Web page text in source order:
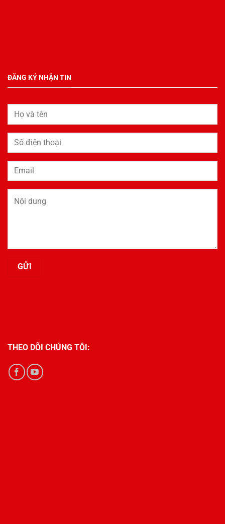
ĐĂNG KÝ NHẬN TIN
THEO DÕI CHÚNG TÔI: